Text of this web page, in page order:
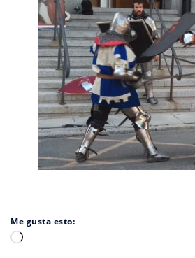
Me gusta esto:
Cargando...